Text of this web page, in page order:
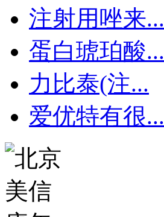
注射用唑来...
蛋白琥珀酸...
力比泰(注...
爱优特有很...